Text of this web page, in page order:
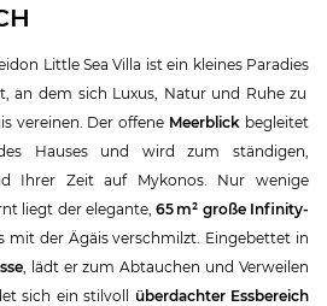
Little Sea Villa ist ein kleines Paradies
an dem sich Luxus, Natur und Ruhe zu
vereinen. Der offene Meerblick begleitet
Hauses und wird zum ständigen,
Ihrer Zeit auf Mykonos. Nur wenige
liegt der elegante,65 m² große Infinity-
mit der Ägäis verschmilzt. Eingebettet in
, lädt er zum Abtauchen und Verweilen
sich ein stilvoll überdachter Essbereich